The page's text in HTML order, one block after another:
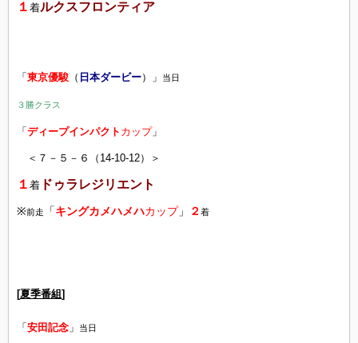
１ 着ルクスフロンティア
「 東京優駿 （ 日本ダービー）」 当日
３勝クラス
「 ディープインパクト カップ」
＜７－５－６（14-10-12）＞
１ 着 ドゥラレジリエント
※前走 「キングカメハメハカップ」 ２ 着
[夏季番組]
「 安田記念 」 当日